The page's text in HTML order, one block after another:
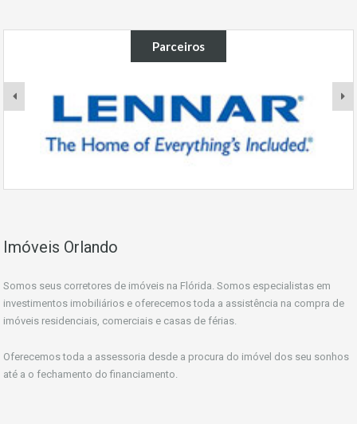
Parceiros
Imóveis Orlando
Somos seus corretores de imóveis na Flórida. Somos especialistas em
investimentos imobiliários e oferecemos toda a assistência na compra de
imóveis residenciais, comerciais e casas de férias.
Oferecemos toda a assessoria desde a procura do imóvel dos seu sonhos
até a o fechamento do financiamento.